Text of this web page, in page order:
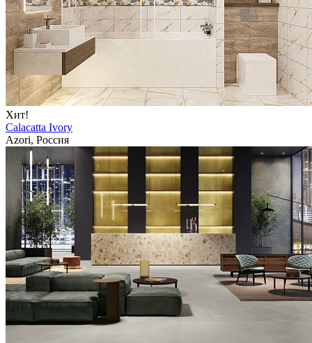
Хит!
Calacatta Ivory
Azori, Россия